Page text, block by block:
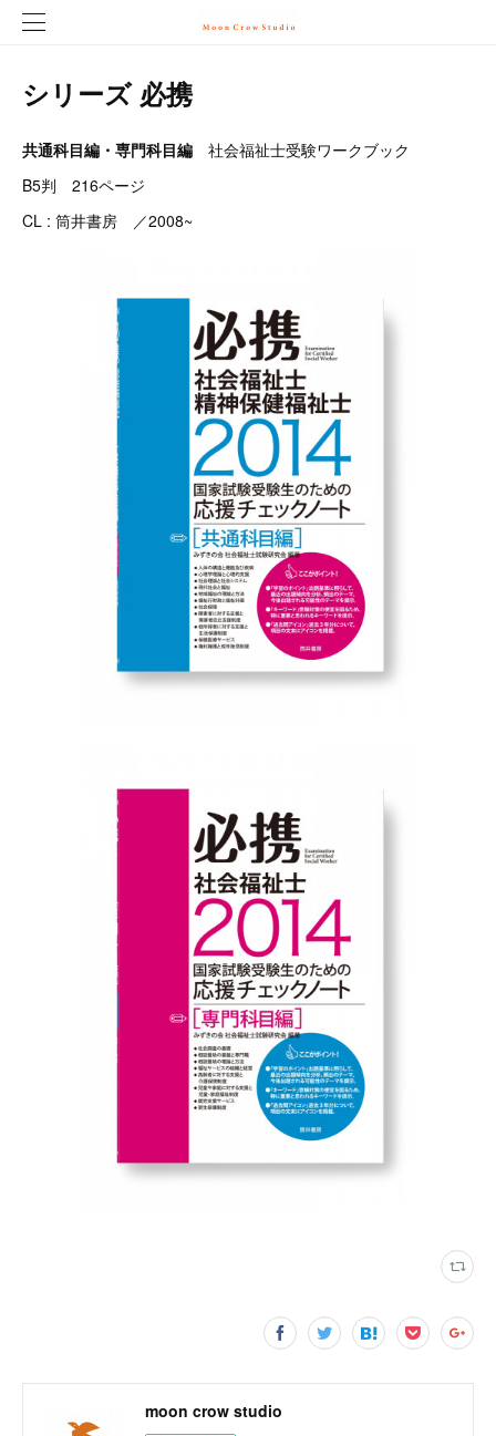
シリーズ 必携
共通科目編・専門科目編 社会福祉士受験ワークブック
B5判 216ページ
CL : 筒井書房 ／2008~
moon crow studio